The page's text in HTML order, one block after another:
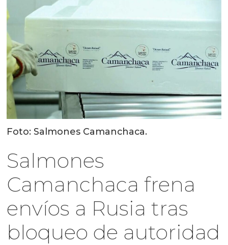
Foto: Salmones Camanchaca.
Salmones
Camanchaca frena
envíos a Rusia tras
bloqueo de autoridad